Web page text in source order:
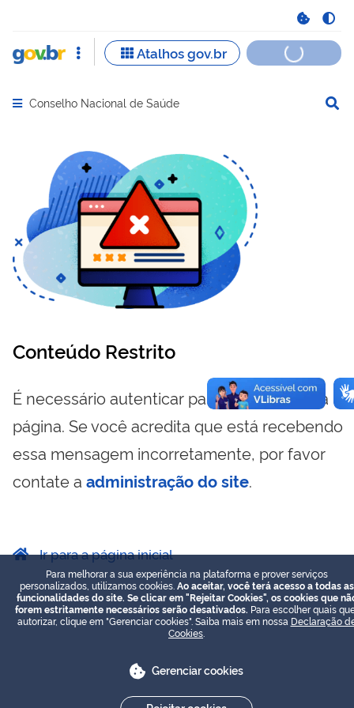
Abrir menu principal de navegação
Conselho Nacional de Saúde
Conteúdo Restrito
É necessário autenticar para visualizar essa
página. Se você acredita que está recebendo
essa mensagem incorretamente, por favor
contate a administração do site.
Ir para a página inicial
Para melhorar a sua experiência na plataforma e prover serviços
personalizados, utilizamos cookies. Ao aceitar, você terá acesso a todas as
funcionalidades do site. Se clicar em "Rejeitar Cookies", os cookies que
forem estritamente necessários serão desativados. Para escolher quais
autorizar, clique em "Gerenciar cookies". Saiba mais em nossa Declaração
Cookies
Gerenciar cookies